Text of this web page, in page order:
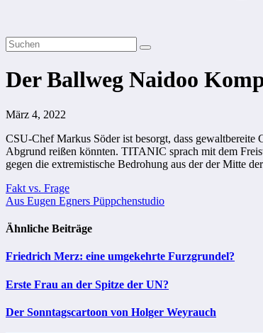
Der Ballweg Naidoo
März 4, 2022
CSU-Chef Markus Söder ist besorgt, dass
Abgrund reißen könnten. TITANIC sprach mit dem
gegen die extremistische Bedrohung aus der der Mitte
Beitragsnavigation
Fakt vs. Frage
Aus Eugen Egners Püppchenstudio
Ähnliche Beiträge
Friedrich Merz: eine umgekehrte Furzgrundel?
Erste Frau an der Spitze der UN?
Der Sonntagscartoon von Holger Weyrauch